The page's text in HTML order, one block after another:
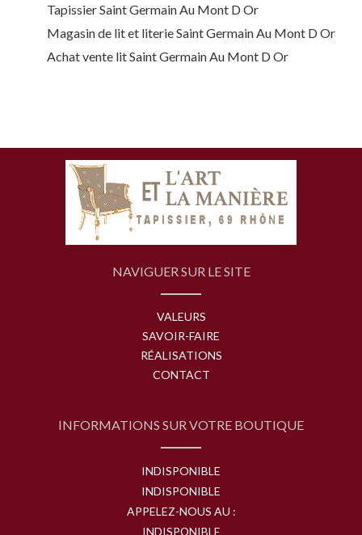
Tapissier Saint Germain Au Mont D Or
Magasin de lit et literie Saint Germain Au Mont D Or
Achat vente lit Saint Germain Au Mont D Or
NAVIGUER SUR LE SITE
VALEURS
SAVOIR-FAIRE
RÉALISATIONS
CONTACT
INFORMATIONS SUR VOTRE BOUTIQUE
INDISPONIBLE
INDISPONIBLE
APPELEZ-NOUS AU :
INDISPONIBLE